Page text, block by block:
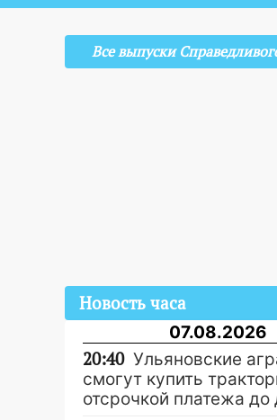
Все выпуски
Новость часа
07.08.2026
20:40 Ульяновские
смогут купить
отсрочкой платежа до